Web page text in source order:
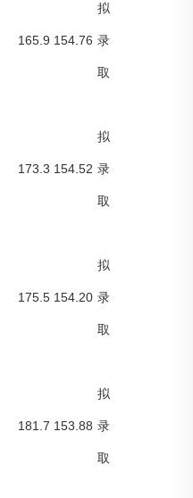
165.9 154.76
拟
录
取
173.3 154.52
拟
录
取
175.5 154.20
拟
录
取
181.7 153.88
拟
录
取